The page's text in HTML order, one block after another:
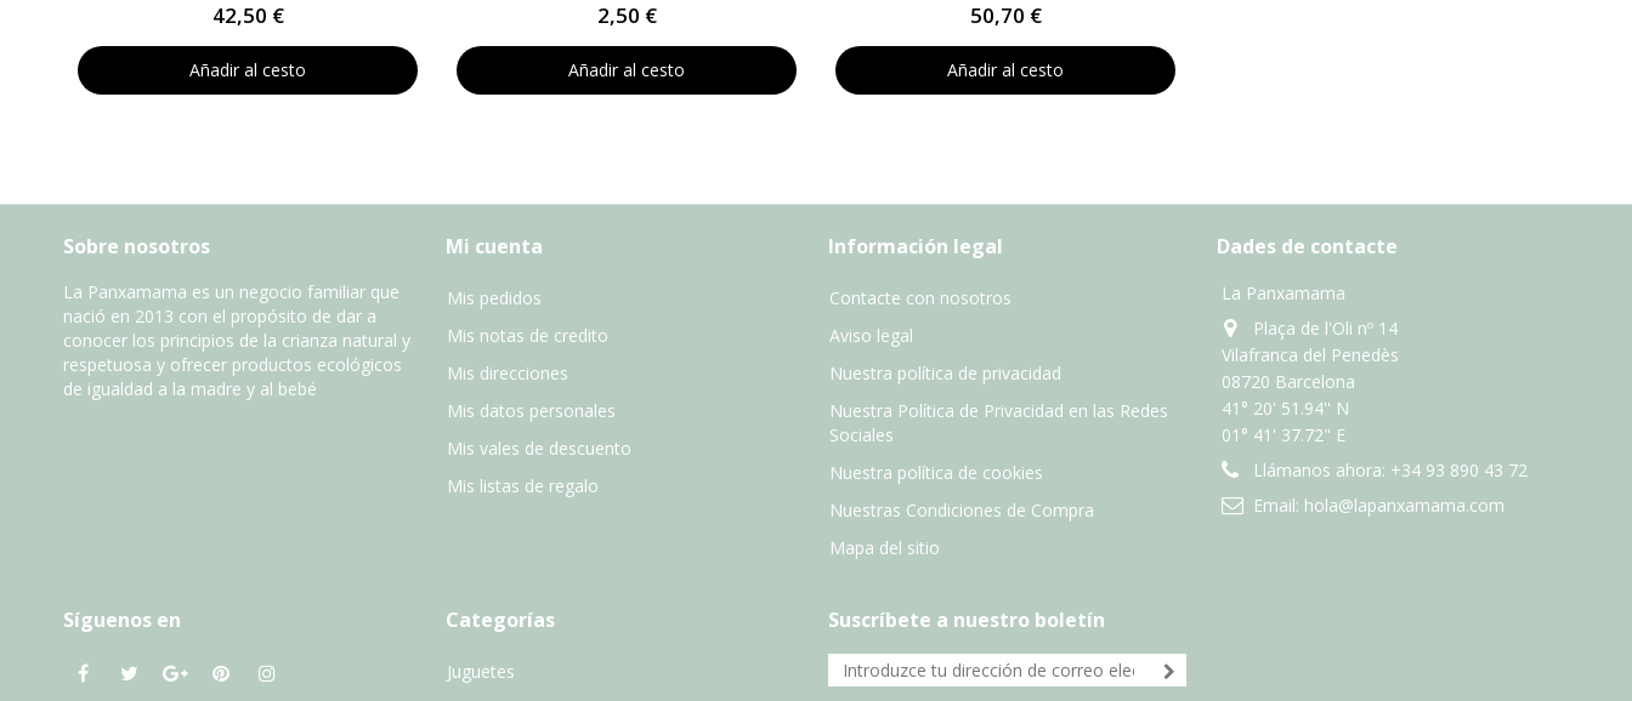
42,50 €
Añadir al cesto
2,50 €
Añadir al cesto
50,70 €
Añadir al cesto
Sobre nosotros
La Panxamama es un negocio familiar que
nació en 2013 con el propósito de dar a
conocer los principios de la crianza natural y
respetuosa y ofrecer productos ecológicos
de igualdad a la madre y al bebé
Mi cuenta
Mis pedidos
Mis notas de credito
Mis direcciones
Mis datos personales
Mis vales de descuento
Mis listas de regalo
Información legal
Contacte con nosotros
Aviso legal
Nuestra política de privacidad
Nuestra Política de Privacidad en las Redes
Sociales
Nuestra política de cookies
Nuestras Condiciones de Compra
Mapa del sitio
Dades de contacte
La Panxamama
Plaça de l'Oli nº 14
Vilafranca del Penedès
08720 Barcelona
41° 20' 51.94'' N
01° 41' 37.72" E
Llámanos ahora: +34 93 890 43 72
Email: hola@lapanxamama.com
Síguenos en Categorías
Juguetes
Suscríbete a nuestro boletín